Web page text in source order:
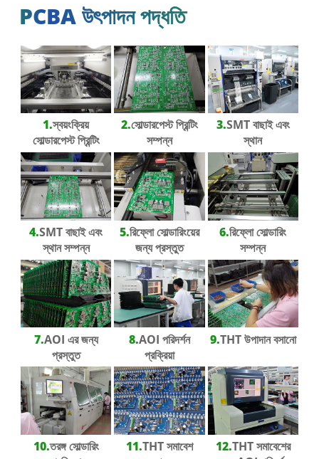
PCBA উৎপাদন পদ্ধতি
1.স্বয়ংক্রিয়
সোল্ডারপেস্ট প্রিন্টিং
2.সোল্ডারপেস্ট প্রিন্টিং
সম্পন্ন
3.SMT বাছাই এবং
স্থান
4.SMT বাছাই এবং
স্থান সম্পন্ন
5.রিফ্লো সোল্ডারিংয়ের
জন্য প্রস্তুত
6.রিফ্লো সোল্ডারিং
সম্পন্ন
7.AOI এর জন্য
প্রস্তুত
8.AOI পরিদর্শন
প্রক্রিয়া
9.THT উপাদান বসানো
10.তরঙ্গ সোল্ডারিং
11.THT সমাবেশ
12.THT সমাবেশের